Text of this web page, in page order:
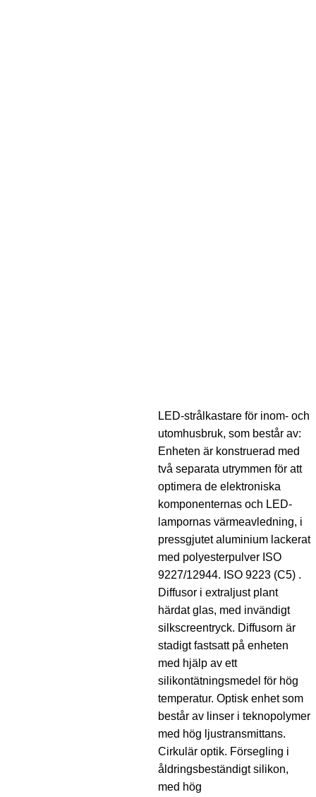
LED-strålkastare för inom- och
utomhusbruk, som består av:
Enheten är konstruerad med
två separata utrymmen för att
optimera de elektroniska
komponenternas och LED-
lampornas värmeavledning, i
pressgjutet aluminium lackerat
med polyesterpulver ISO
9227/12944. ISO 9223 (C5) .
Diffusor i extraljust plant
härdat glas, med invändigt
silkscreentryck. Diffusorn är
stadigt fastsatt på enheten
med hjälp av ett
silikontätningsmedel för hög
temperatur. Optisk enhet som
består av linser i teknopolymer
med hög ljustransmittans.
Cirkulär optik. Försegling i
åldringsbeständigt silikon,
med hög